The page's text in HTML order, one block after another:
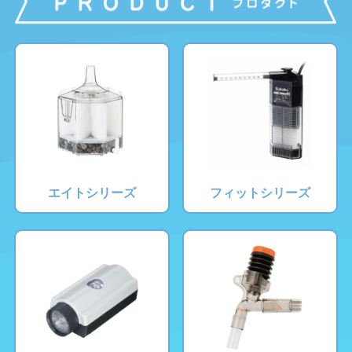
エイトシリーズ フィットシリーズ